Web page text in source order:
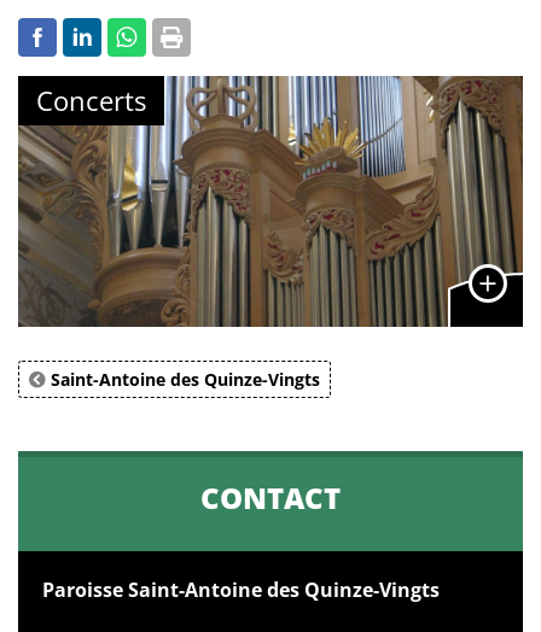
Concerts
Saint-Antoine des Quinze-Vingts
CONTACT
Paroisse Saint-Antoine des Quinze-Vingts